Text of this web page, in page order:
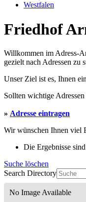
Westfalen
Friedhof
Willkommen im Adress-
gezielt nach Adressen zu
Unser Ziel ist es, Ihnen
Sollten wichtige
» Adresse eintragen
Wir wünschen Ihnen viel
Die Ergebnisse
Suche löschen
Search Directory
No Image Available